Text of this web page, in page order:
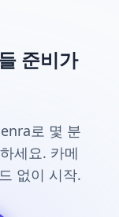
준비가
로 몇 분
세요. 카메
없이 시작.